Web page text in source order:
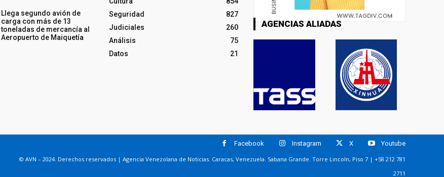
Llega segundo avión de
carga con más de 13
toneladas de mercancía al
Aeropuerto de Maiquetía
Seguridad
827
Judiciales
260
Análisis
75
Datos
21
AGENCIAS ALIADAS
Facebook Instagram X Youtube
© AVN – 2024. Derechos reservados | Agencia Venezolana de Noticias. Caracas, Venezuela. Sabana Grande. Torre Lincoln, Piso 7 | +58 212 781
2711